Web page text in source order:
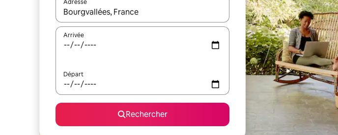
Adresse
Lorsque les résultats s'affichent, utilisez les flèches vers le haut et vers le bas pour les
Arrivée
Départ
Rechercher